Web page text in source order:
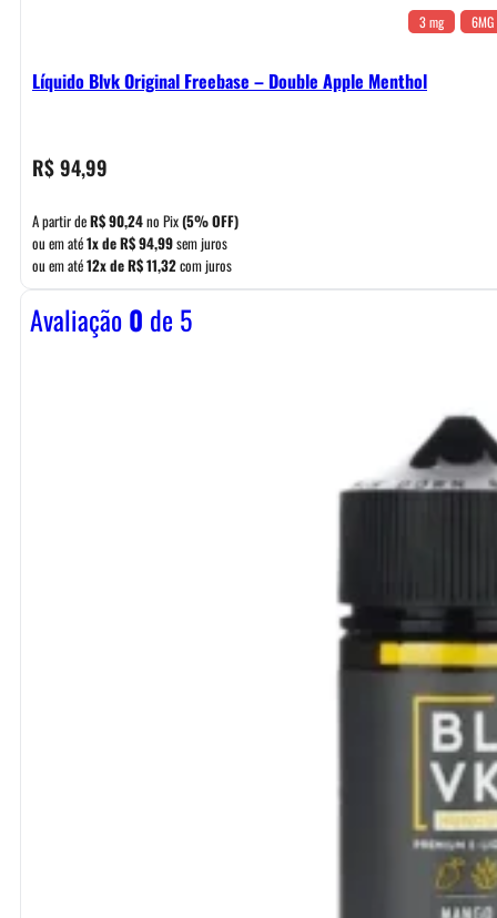
3 mg 6MG
Líquido Blvk Original Freebase – Double Apple Menthol
R$94,99
A partir deR$90,24no Pix(5% OFF)
ou em até1x deR$94,99sem juros
ou em até12x deR$11,32com juros
Avaliação0 de 5